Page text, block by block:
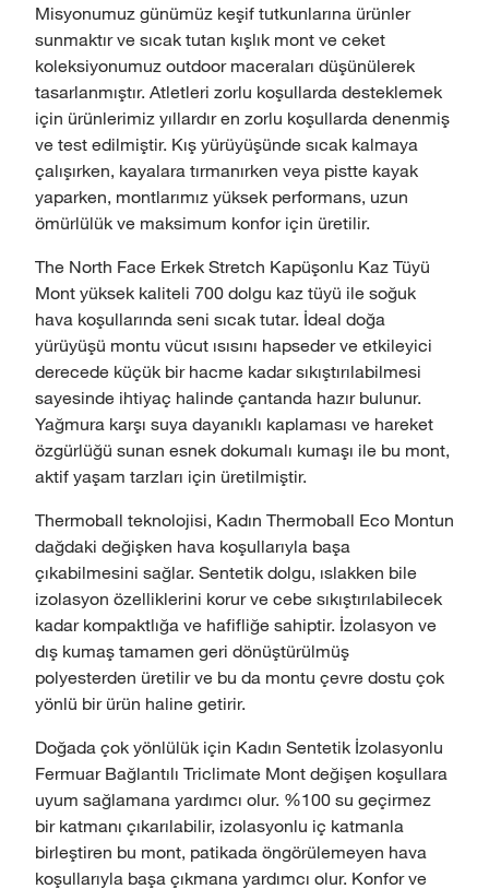
Misyonumuz günümüz keşif tutkunlarına ürünler
sunmaktır ve sıcak tutan kışlık mont ve ceket
koleksiyonumuz outdoor maceraları düşünülerek
tasarlanmıştır. Atletleri zorlu koşullarda desteklemek
için ürünlerimiz yıllardır en zorlu koşullarda denenmiş
ve test edilmiştir. Kış yürüyüşünde sıcak kalmaya
çalışırken, kayalara tırmanırken veya pistte kayak
yaparken, montlarımız yüksek performans, uzun
ömürlülük ve maksimum konfor için üretilir.
The North Face Erkek Stretch Kapüşonlu Kaz Tüyü
Mont yüksek kaliteli 700 dolgu kaz tüyü ile soğuk
hava koşullarında seni sıcak tutar. İdeal doğa
yürüyüşü montu vücut ısısını hapseder ve etkileyici
derecede küçük bir hacme kadar sıkıştırılabilmesi
sayesinde ihtiyaç halinde çantanda hazır bulunur.
Yağmura karşı suya dayanıklı kaplaması ve hareket
özgürlüğü sunan esnek dokumalı kumaşı ile bu mont,
aktif yaşam tarzları için üretilmiştir.
Thermoball teknolojisi, Kadın Thermoball Eco Montun
dağdaki değişken hava koşullarıyla başa
çıkabilmesini sağlar. Sentetik dolgu, ıslakken bile
izolasyon özelliklerini korur ve cebe sıkıştırılabilecek
kadar kompaktlığa ve hafifliğe sahiptir. İzolasyon ve
dış kumaş tamamen geri dönüştürülmüş
polyesterden üretilir ve bu da montu çevre dostu çok
yönlü bir ürün haline getirir.
Doğada çok yönlülük için Kadın Sentetik İzolasyonlu
Fermuar Bağlantılı Triclimate Mont değişen koşullara
uyum sağlamana yardımcı olur. %100 su geçirmez
bir katmanı çıkarılabilir, izolasyonlu iç katmanla
birleştiren bu mont, patikada öngörülemeyen hava
koşullarıyla başa çıkmana yardımcı olur. Konfor ve